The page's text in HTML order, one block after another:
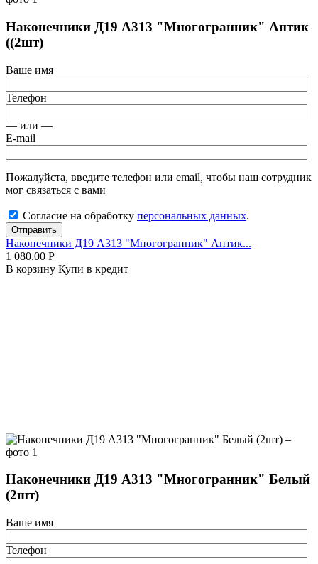
Наконечники Д19 А313 "Многогранник" Антик
((2шт)
Ваше имя
Телефон
— или —
E-mail
Пожалуйста, введите телефон или email, чтобы наш сотрудник
мог связаться с вами
Согласие на обработку персональных данных.
Отправить
Наконечники Д19 А313 "Многогранник" Антик...
1 080.00 Р
В корзину Купи в кредит
Наконечники Д19 А313 "Многогранник" Белый
(2шт)
Ваше имя
Телефон